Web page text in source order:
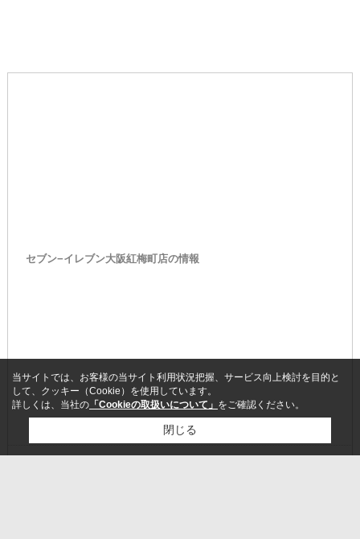
セブン−イレブン大阪紅梅町店の情報
当サイトでは、お客様の当サイト利用状況把握、サービス向上検討を目的と
して、クッキー（Cookie）を使用しています。
詳しくは、当社の 「Cookieの取扱いについて」 をご確認ください。
閉じる